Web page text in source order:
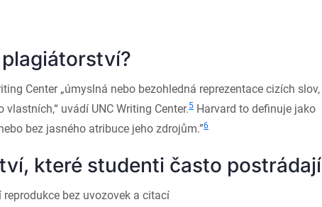
Center „úmyslná nebo bezohledná reprezentace cizích slov,
uvádí UNC Writing Center.5 Harvard to definuje jako
bez jasného atribuce jeho zdrojům.”6
které studenti často postrádají
reprodukce bez uvozovek a citací